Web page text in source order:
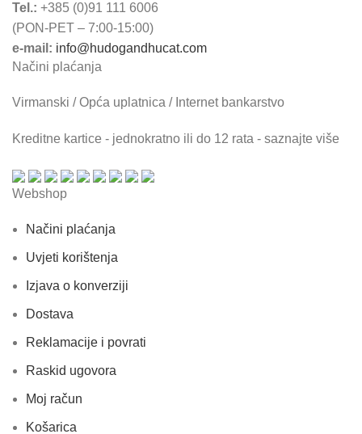
Tel.: +385 (0)91 111 6006
(PON-PET – 7:00-15:00)
e-mail: info@hudogandhucat.com
Načini plaćanja
Virmanski / Opća uplatnica / Internet bankarstvo
Kreditne kartice - jednokratno ili do 12 rata - saznajte više
Webshop
Načini plaćanja
Uvjeti korištenja
Izjava o konverziji
Dostava
Reklamacije i povrati
Raskid ugovora
Moj račun
Košarica